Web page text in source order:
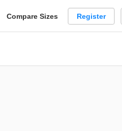
Create
Compare Sizes Register